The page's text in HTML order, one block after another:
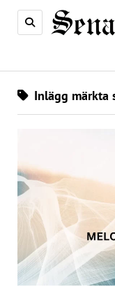
Inlägg märkta